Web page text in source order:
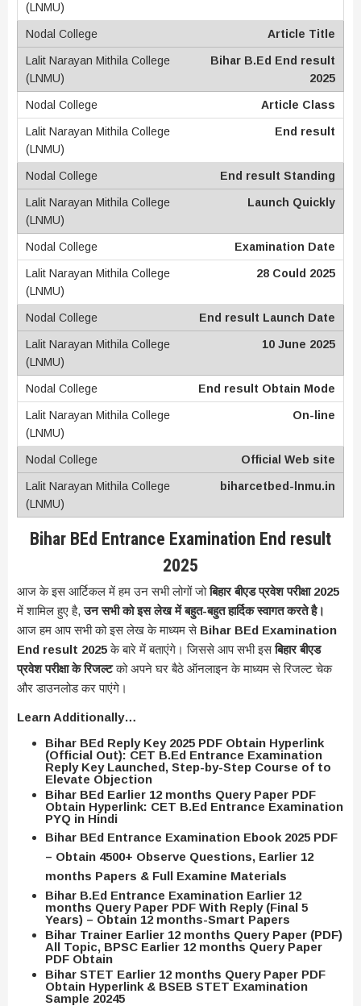
Article Title
Bihar B.Ed End result
2025
Article Class
End result
End result Standing
Launch Quickly
Examination Date
28 Could 2025
End result Launch Date
10 June 2025
End result Obtain Mode
On-line
Official Web site
biharcetbed-lnmu.in
Bihar BEd Entrance Examination End result
2025
आज के इस आर्टिकल में हम उन सभी लोगों जोबिहार बीएड प्रवेश परीक्षा 2025
में शामिल हुए है,उन सभी को इस लेख में बहुत-बहुत हार्दिक स्वागत करते है।
आज हम आप सभी को इस लेख के माध्यम से Bihar BEd Examination
End result 2025के बारे में बताएंगे। जिससे आप सभी इसबिहार बीएड
प्रवेश परीक्षा के रिजल्टको अपने घर बैठे ऑनलाइन के माध्यम से रिजल्ट चेक
और डाउनलोड कर पाएंगे।
Learn Additionally…
Bihar BEd Reply Key 2025 PDF Obtain Hyperlink
(Official Out): CET B.Ed Entrance Examination
Reply Key Launched, Step-by-Step Course of to
Elevate Objection
Bihar BEd Earlier 12 months Query Paper PDF
Obtain Hyperlink: CET B.Ed Entrance Examination
PYQ in Hindi
Bihar BEd Entrance Examination Ebook 2025 PDF
– Obtain 4500+ Observe Questions, Earlier 12
months Papers & Full Examine Materials
Bihar B.Ed Entrance Examination Earlier 12
months Query Paper PDF With Reply (Final 5
Years) – Obtain 12 months-Smart Papers
Bihar Trainer Earlier 12 months Query Paper (PDF)
All Topic, BPSC Earlier 12 months Query Paper
PDF Obtain
Bihar STET Earlier 12 months Query Paper PDF
Obtain Hyperlink & BSEB STET Examination
Sample 20245